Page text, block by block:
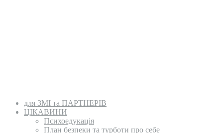
для ЗМІ та ПАРТНЕРІВ
ЦІКАВИНИ
Психоедукація
План безпеки та турботи про себе